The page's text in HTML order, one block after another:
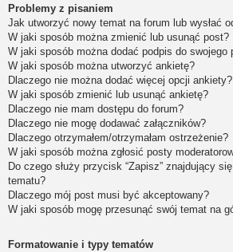
Problemy z pisaniem
Jak utworzyć nowy temat na forum lub wysłać
W jaki sposób można zmienić lub usunąć post?
W jaki sposób można dodać podpis do swojego
W jaki sposób można utworzyć ankietę?
Dlaczego nie można dodać więcej opcji ankiety?
W jaki sposób zmienić lub usunąć ankietę?
Dlaczego nie mam dostępu do forum?
Dlaczego nie mogę dodawać załączników?
Dlaczego otrzymałem/otrzymałam ostrzeżenie?
W jaki sposób można zgłosić posty
Do czego służy przycisk “Zapisz” znajdujący
tematu?
Dlaczego mój post musi być akceptowany?
W jaki sposób mogę przesunąć swój temat na
Formatowanie i typy tematów